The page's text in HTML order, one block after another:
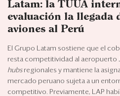
Eventos
Blogs
Ranking CEO
Edición Impresa
Latam: la TUUA
evaluación la llegada
aviones al Perú
El Grupo Latam sostiene que el
resta competitividad al aeropuerto
hubs regionales y mantiene la
mercado peruano sujeta a un
competitivo. Previamente, LAP